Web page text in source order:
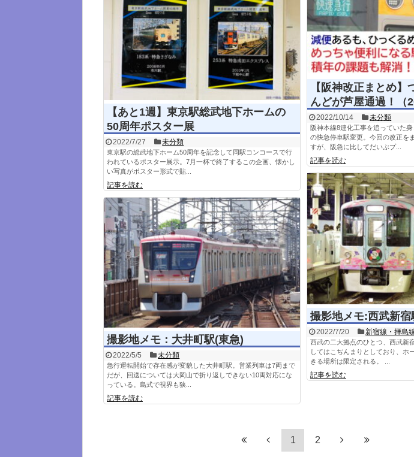
【阪神改正まとめ】
んどが芦屋通過！（
2022/10/14 未分類
阪神本線8連化工事を追っていた
の快急停車駅変更。今回の改正を
すが、阪急に比してだいぶプ...
記事を読む
【あと1週】東京駅総武地下ホームの
50周年ポスター展
2022/7/27 未分類
東京駅の総武地下ホーム50周年を記念して同駅コンコースで行
われているポスター展示。7月一杯で終了するこの企画、懐かし
い写真がポスター形式で貼...
記事を読む
撮影地メモ:西武新宿
2022/7/20 新宿線・拝島
西武の二大拠点のひとつ、西武新
してはこぢんまりとしており、ホ
きる場所は限定される。 ...
記事を読む
撮影地メモ：大井町駅(東急)
2022/5/5 未分類
急行運転開始で存在感が変貌した大井町駅。営業列車は7両まで
だが、回送については大岡山で折り返しできない10両対応にな
っている。島式で視界も狭...
記事を読む
1 2